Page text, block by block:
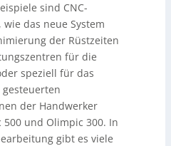
sind CNC-
das neue System
der Rüstzeiten
für die
speziell für das
der Handwerker
und Olimpic 300. In
gibt es viele